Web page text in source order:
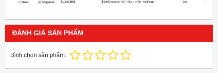
ĐÁNH GIÁ SẢN PHẨM
Bình chọn sản phẩm: